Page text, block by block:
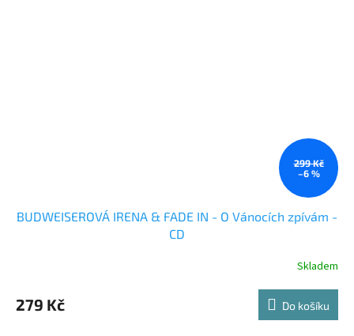
299 Kč
–6 %
BUDWEISEROVÁ IRENA & FADE IN - O Vánocích zpívám -
CD
Skladem
279 Kč Do košíku